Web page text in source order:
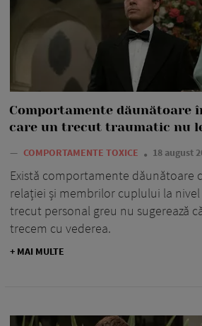
Comportamente dăunătoare
care un trecut traumatic nu
— COMPORTAMENTE TOXICE 18 august
Există comportamente dăunătoare
relației și membrilor cuplului la
trecut personal greu nu sugerează
trecem cu vederea.
+ MAI MULTE